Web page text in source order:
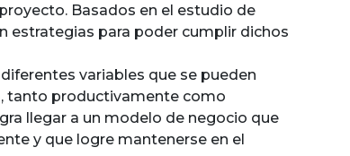
Basados en el estudio de
estrategias para poder cumplir dichos
variables que se pueden
tanto productivamente como
llegar a un modelo de negocio que
y que logre mantenerse en el